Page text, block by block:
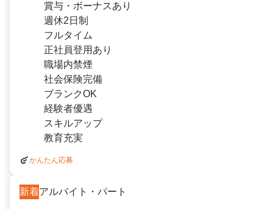
賞与・ボーナスあり
週休2日制
フルタイム
正社員登用あり
職場内禁煙
社会保険完備
ブランクOK
経験者優遇
スキルアップ
教育充実
かんたん応募
新着アルバイト・パート